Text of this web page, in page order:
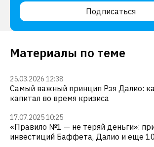
Подписаться
Материалы по теме
25.03.2026 12:38
Самый важный принцип Рэя Далио:
капитал во время кризиса
17.07.2025 10:25
«Правило №1 — не теряй деньги»:
инвестиций Баффета, Далио и еще